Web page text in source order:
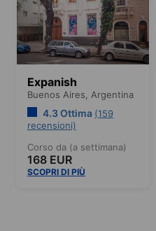
Expanish
Buenos Aires, Argentina
4.3 Ottima (159
recensioni)
Corso da (a settimana)
168 EUR
SCOPRI DI PIÙ